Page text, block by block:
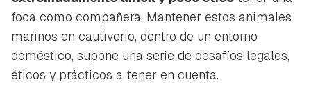
foca como compañera. Mantener estos animales
marinos en cautiverio, dentro de un entorno
doméstico, supone una serie de desafíos legales,
éticos y prácticos a tener en cuenta.